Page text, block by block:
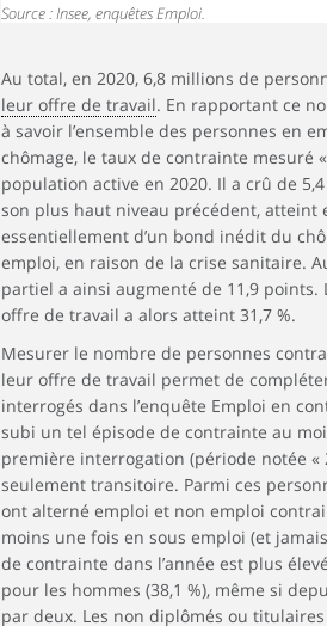
Source : Insee, enquêtes Emploi.
Au total, en 2020, 6,8 millions de
leur offre de travail. En rapportant ce
à savoir l’ensemble des personnes en
chômage, le taux de contrainte mesuré
population active en 2020. Il a crû de
son plus haut niveau précédent, atteint
essentiellement d’un bond inédit du
emploi, en raison de la crise sanitaire.
partiel a ainsi augmenté de 11,9
offre de travail a alors atteint 31,7 %.
Mesurer le nombre de personnes
leur offre de travail permet de
interrogés dans l’enquête Emploi en
subi un tel épisode de contrainte au
première interrogation (période notée «
seulement transitoire. Parmi ces
ont alterné emploi et non emploi
moins une fois en sous emploi (et
de contrainte dans l’année est plus
pour les hommes (38,1 %), même si
par deux. Les non diplômés ou